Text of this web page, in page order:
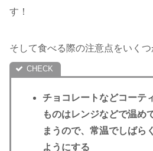
す！
そして食べる際の注意点をいくつ
チョコレートなどコーテ
ものはレンジなどで温め
まうので、常温でしばら
ようにする